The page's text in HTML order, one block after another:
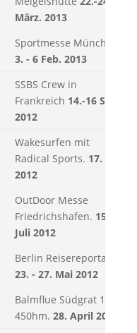
März. 2013
Sportmesse München
3. - 6 Feb. 2013
SSBS Crew in
Frankreich 14.-16 Sept.
2012
Wakesurfen mit
Radical Sports. 17. Aug
2012
OutDoor Messe
Friedrichshafen. 15.
Juli 2012
Berlin Reisereportage.
23. - 27. Mai 2012
Balmflue Südgrat 15SL,
450hm. 28. April 2012